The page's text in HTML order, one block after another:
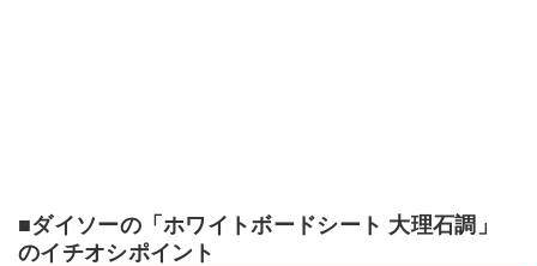
■ダイソーの「ホワイトボードシート 大理石調」
のイチオシポイント